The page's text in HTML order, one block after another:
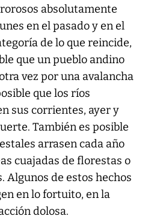
absolutamente
en el pasado y en el
de lo que reincide,
que un pueblo andino
vez por una avalancha
que los ríos
sus corrientes, ayer y
También es posible
arrasen cada año
cuajadas de florestas o
Algunos de estos hechos
en lo fortuito, en la
dolosa.